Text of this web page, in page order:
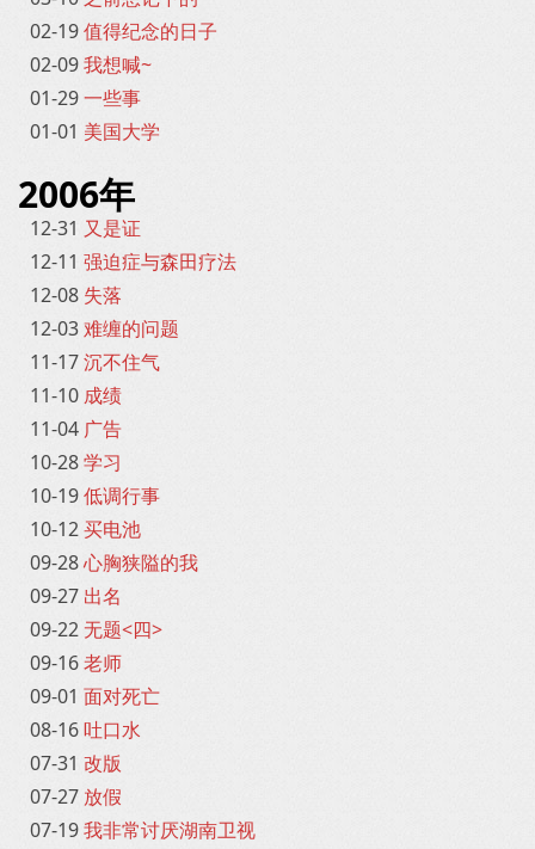
02-19值得纪念的日子
02-09我想喊~
01-29一些事
01-01 美国大学
2006年
12-31 又是证
12-11 强迫症与森田疗法
12-08 失落
12-03难缠的问题
11-17沉不住气
11-10 成绩
11-04 广告
10-28学习
10-19低调行事
10-12买电池
09-28心胸狭隘的我
09-27 出名
09-22无题<四>
09-16老师
09-01 面对死亡
08-16吐口水
07-31 改版
07-27 放假
07-19我非常讨厌湖南卫视